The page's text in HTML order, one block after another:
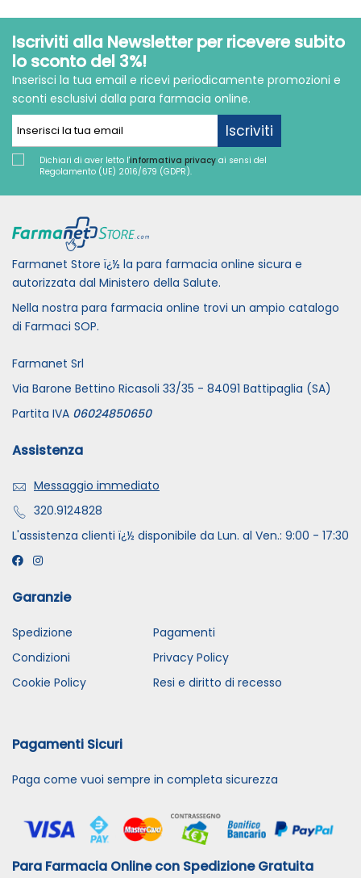
Iscriviti alla Newsletter per ricevere subito
lo sconto del 3%!
Inserisci la tua email e ricevi periodicamente promozioni e
sconti esclusivi dalla para farmacia online.
Iscriviti
Dichiari di aver letto l'informativa privacy ai sensi del
Regolamento (UE) 2016/679 (GDPR).
Farmanet Store ï¿½ la para farmacia online sicura e
autorizzata dal Ministero della Salute.
Nella nostra para farmacia online trovi un ampio catalogo
di Farmaci SOP.
Farmanet Srl
Via Barone Bettino Ricasoli 33/35 - 84091 Battipaglia (SA)
Partita IVA 06024850650
Assistenza
Messaggio immediato
320.9124828
L'assistenza clienti ï¿½ disponibile da Lun. al Ven.: 9:00 - 17:30
Garanzie
Spedizione
Pagamenti
Condizioni
Privacy Policy
Cookie Policy
Resi e diritto di recesso
Pagamenti Sicuri
Paga come vuoi sempre in completa sicurezza
Para Farmacia Online con Spedizione Gratuita